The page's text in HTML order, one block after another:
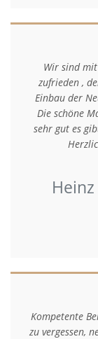
Wir sind
zufrieden ,
Einbau der
Die schöne
sehr gut es
Kompetente
zu vergessen,